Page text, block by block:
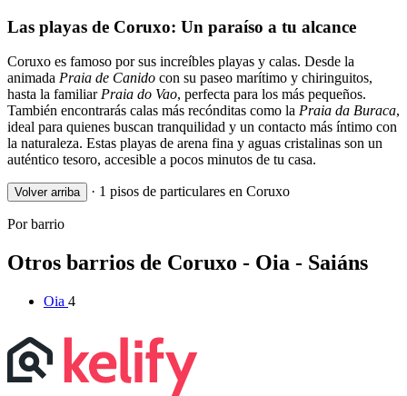
Las playas de Coruxo: Un paraíso a tu alcance
Coruxo es famoso por sus increíbles playas y calas. Desde la
animada Praia de Canido con su paseo marítimo y chiringuitos,
hasta la familiar Praia do Vao, perfecta para los más pequeños.
También encontrarás calas más recónditas como la Praia da Buraca,
ideal para quienes buscan tranquilidad y un contacto más íntimo con
la naturaleza. Estas playas de arena fina y aguas cristalinas son un
auténtico tesoro, accesible a pocos minutos de tu casa.
Volver arriba · 1 pisos de particulares en Coruxo
Por barrio
Otros barrios de Coruxo - Oia - Saiáns
Oia 4